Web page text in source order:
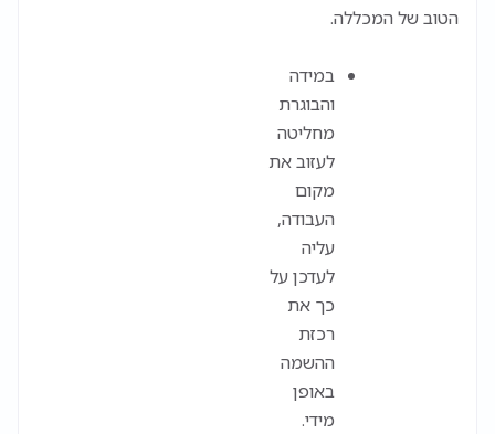
הטוב של המכללה.
במידה
והבוגרת
מחליטה
לעזוב את
מקום
העבודה,
עליה
לעדכן על
כך את
רכזת
ההשמה
באופן
מידי.